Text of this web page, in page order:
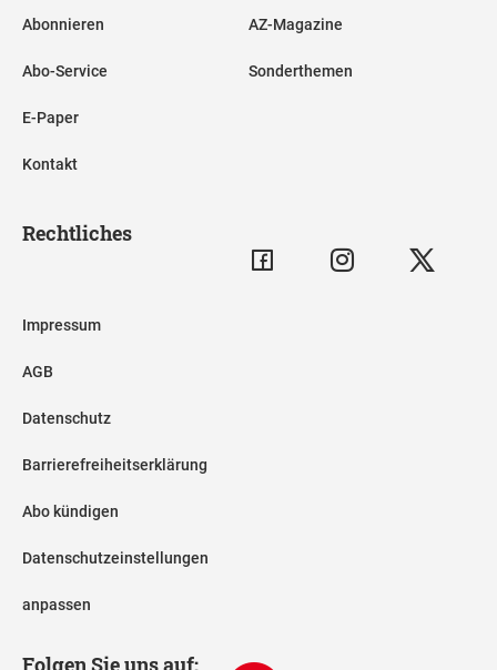
Abonnieren
Abo-Service
E-Paper
Kontakt
AZ-Magazine
Sonderthemen
Rechtliches
Impressum
AGB
Datenschutz
Barrierefreiheitserklärung
Abo kündigen
Datenschutzeinstellungen
anpassen
Folgen Sie uns auf: